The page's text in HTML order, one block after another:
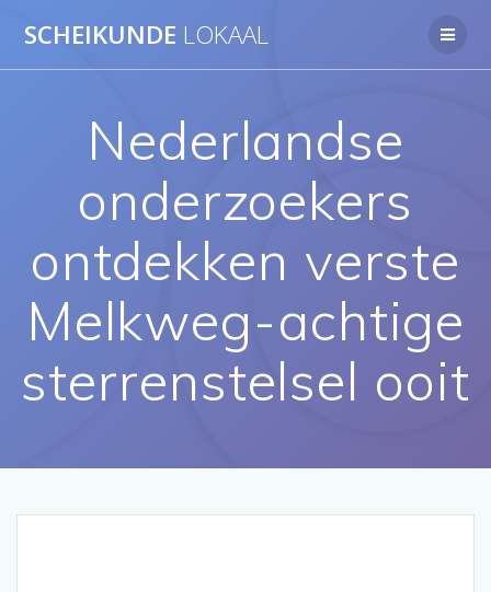
naar
SCHEIKUNDE LOKAAL
Nederlandse
onderzoekers
ontdekken verste
Melkweg-achtige
sterrenstelsel ooit